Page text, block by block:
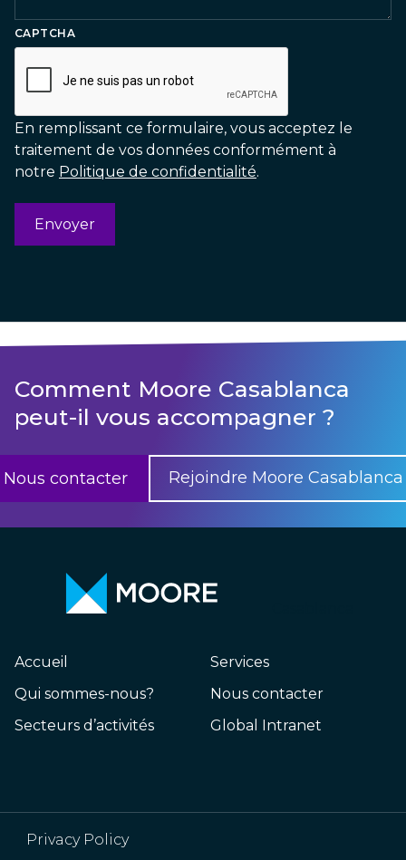
CAPTCHA
En remplissant ce formulaire, vous acceptez le
traitement de vos données conformément à
notre Politique de confidentialité.
Comment Moore Casablanca
peut-il vous accompagner ?
Nous contacter Rejoindre Moore Casablanca
Accueil
Qui sommes-nous?
Secteurs d’activités
Services
Nous contacter
Global Intranet
Privacy Policy